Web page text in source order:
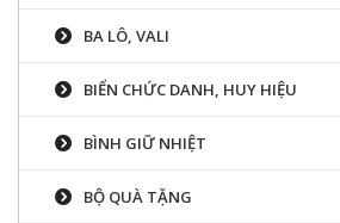
BA LÔ, VALI
BIỂN CHỨC DANH, HUY HIỆU
BÌNH GIỮ NHIỆT
BỘ QUÀ TẶNG